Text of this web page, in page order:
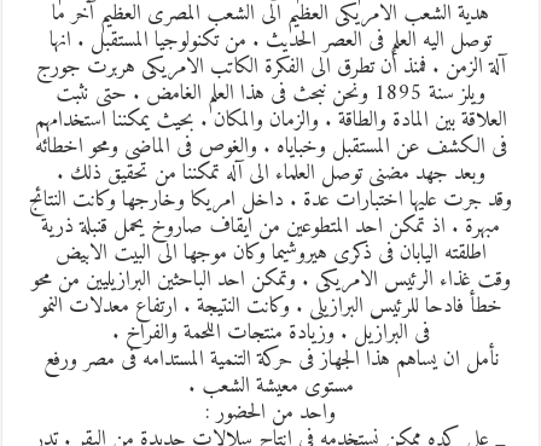
هدية الشعب الامريكى العظيم الى الشعب المصرى العظيم آخر ما
توصل اليه العلم فى العصر الحديث . من تكنولوجيا المستقبل . انها
آلة الزمن . فمنذ أن تطرق الى الفكرة الكاتب الامريكى هربرت جورج
ويلز سنة 1895 ونحن نبحث فى هذا العلم الغامض . حتى نثبت
العلاقة بين المادة والطاقة . والزمان والمكان . بحيث يمكننا استخدامهم
فى الكشف عن المستقبل وخباياه . والغوص فى الماضى ومحو اخطائه
وبعد جهد مضنى توصل العلماء الى آله تمكننا من تحقيق ذلك .
وقد جرت عليها اختبارات عدة . داخل امريكا وخارجها وكانت النتائج
مبهرة . اذ تمكن احد المتطوعين من ايقاف صاروخ يحمل قنبلة ذرية
اطلقته اليابان فى ذكرى هيروشيما وكان موجها الى البيت الابيض
وقت غذاء الرئيس الامريكى . وتمكن احد الباحثين البرازيليين من محو
خطأ فادحا للرئيس البرازيلى . وكانت النتيجة . ارتفاع معدلات النمو
فى البرازيل . وزيادة منتجات اللحمة والفراخ .
نأمل ان يساهم هذا الجهاز فى حركة التنمية المستدامه فى مصر ورفع
مستوى معيشة الشعب .
واحد من الحضور :